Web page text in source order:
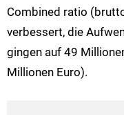
Combined ratio
verbessert, die
gingen auf 49
Millionen Euro).